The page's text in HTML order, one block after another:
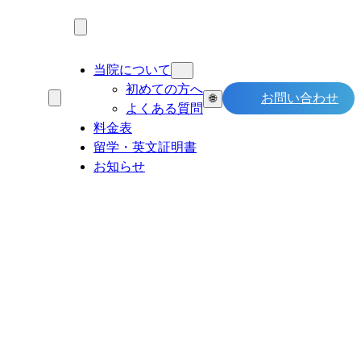
当院について
初めての方へ
よくある質問
料金表
留学・英文証明書
お知らせ
🌐 お問い合わせ